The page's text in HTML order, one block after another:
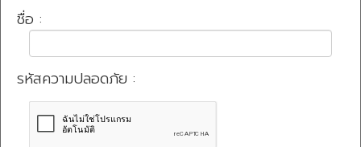
ชื่อ :
รหัสความปลอดภัย :